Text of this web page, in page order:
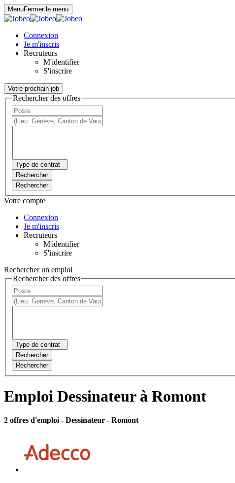
MenuFermer le menu
Connexion
Je m'inscris
Recruteurs
M'identifier
S'inscrire
Votre prochain job
Rechercher des offres
Type de contrat
Rechercher
Rechercher
Votre compte
Connexion
Je m'inscris
Recruteurs
M'identifier
S'inscrire
Rechercher un emploi
Rechercher des offres
Type de contrat
Rechercher
Rechercher
Emploi Dessinateur à Romont
2 offres d'emploi - Dessinateur - Romont
Panneau de gestion des cookies